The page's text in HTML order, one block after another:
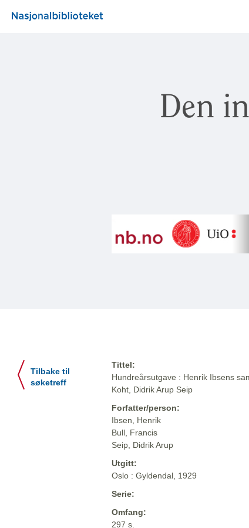
Den
Tilbake til
søketreff
Tittel:
Hundreårsutgave : Henrik Ibsens
Koht, Didrik Arup Seip
Forfatter/person:
Ibsen, Henrik
Bull, Francis
Seip, Didrik Arup
Utgitt:
Oslo : Gyldendal, 1929
Serie:
Omfang:
297 s.